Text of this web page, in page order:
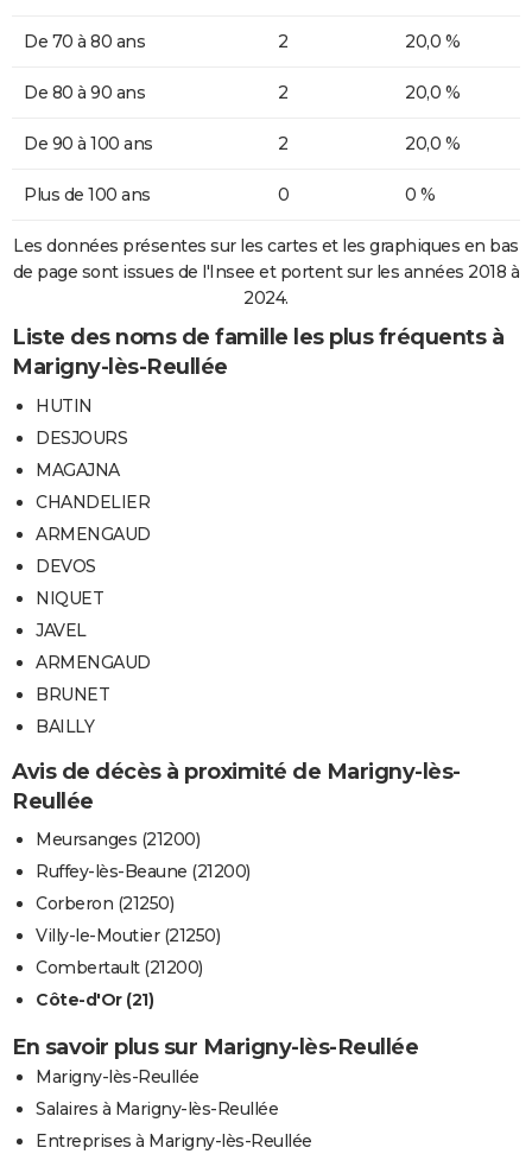
De 70 à 80 ans 2 20,0 %
De 80 à 90 ans 2 20,0 %
De 90 à 100 ans 2 20,0 %
Plus de 100 ans 0 0 %
Les données présentes sur les cartes et les graphiques en bas
de page sont issues de l'Insee et portent sur les années 2018 à
2024.
Liste des noms de famille les plus fréquents à
Marigny-lès-Reullée
HUTIN
DESJOURS
MAGAJNA
CHANDELIER
ARMENGAUD
DEVOS
NIQUET
JAVEL
ARMENGAUD
BRUNET
BAILLY
Avis de décès à proximité de Marigny-lès-
Reullée
Meursanges (21200)
Ruffey-lès-Beaune (21200)
Corberon (21250)
Villy-le-Moutier (21250)
Combertault (21200)
Côte-d'Or (21)
En savoir plus sur Marigny-lès-Reullée
Marigny-lès-Reullée
Salaires à Marigny-lès-Reullée
Entreprises à Marigny-lès-Reullée